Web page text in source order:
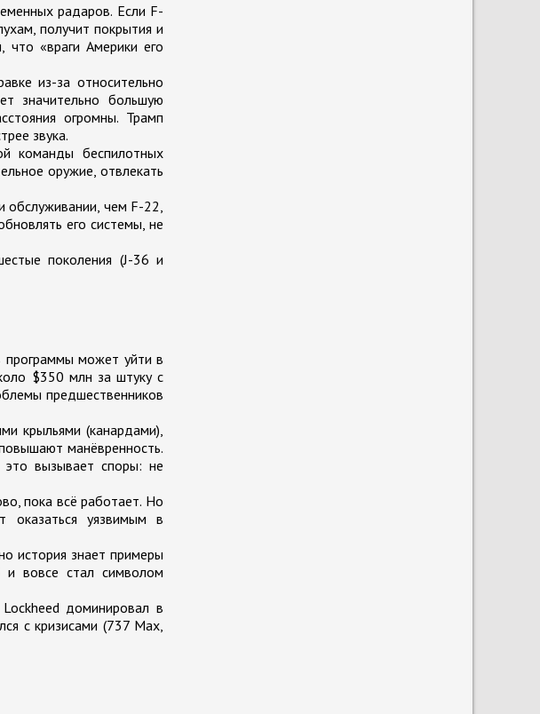
радаров. Если F-
получит покрытия и
«враги Америки его
из-за относительно
значительно большую
огромны. Трамп
звука.
команды беспилотных
оружие, отвлекать
чем F-22,
его системы, не
поколения (J-36 и
программы может уйти в
$350 млн за штуку с
предшественников
крыльями (канардами),
манёвренность.
вызывает споры: не
пока всё работает. Но
оказаться уязвимым в
история знает примеры
вовсе стал символом
доминировал в
с кризисами (737 Max,